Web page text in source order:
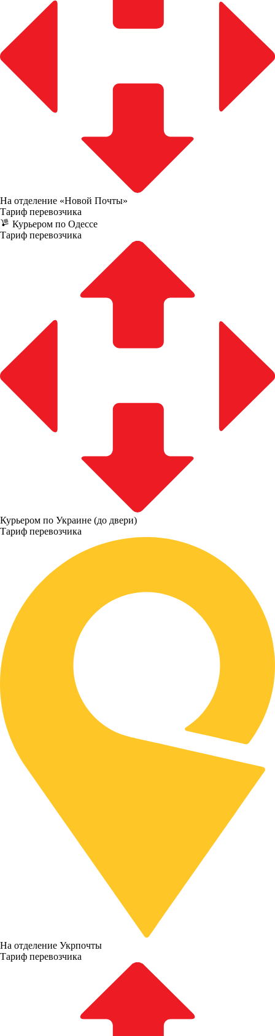
На отделение «Новой Почты»
Тариф перевозчика
Курьером по Одессе
Тариф перевозчика
Курьером по Украине (до двери)
Тариф перевозчика
На отделение Укрпочты
Тариф перевозчика